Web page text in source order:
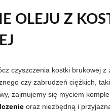
OLEJU Z
czyszczenia kostki brukowej z
czy zabrudzeń ciężkich,
zajmujemy się myciem
oraz niezbędną i